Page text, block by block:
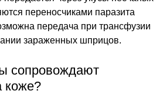
переносчиками паразита
передача при трансфузии
зараженных шприцов.
сопровождают
коже?